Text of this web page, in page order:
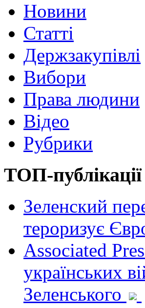
Новини
Статті
Держзакупівлі
Вибори
Права людини
Відео
Рубрики
ТОП-публікації
Зеленский
тероризує
Associated
українських
Зеленського